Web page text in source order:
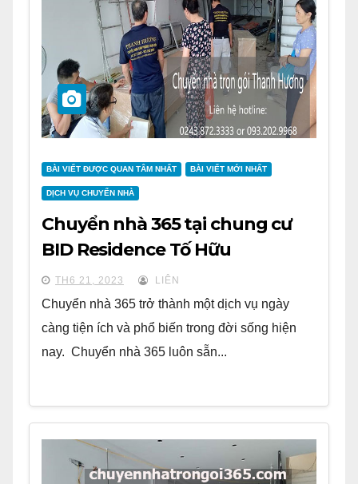
BÀI VIẾT ĐƯỢC QUAN TÂM NHẤT BÀI VIẾT MỚI NHẤT
DỊCH VỤ CHUYỂN NHÀ
Chuyển nhà 365 tại chung cư
BID Residence Tố Hữu
TH6 21, 2023 LIÊN
Chuyển nhà 365 trở thành một dịch vụ ngày
càng tiện ích và phổ biến trong đời sống hiện
nay. Chuyển nhà 365 luôn sẵn...